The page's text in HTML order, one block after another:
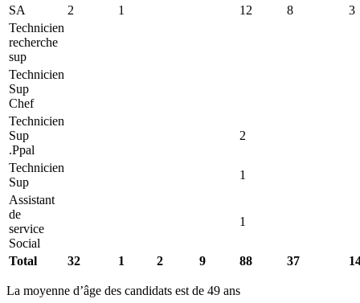
SA
2 1 12 8
3
Technicien
recherche
sup
Technicien
Sup
Chef
Technicien
Sup
.Ppal
2
Technicien
Sup
1
Assistant
de
service
Social
1
Total 32 1 2 9 88 37
La moyenne d’âge des candidats est de 49 ans